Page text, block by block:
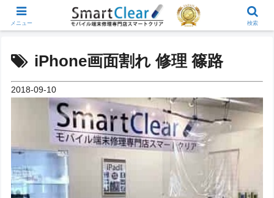
iPhone画面割れ 修理 篠路
2018-09-10
メニュー 検索